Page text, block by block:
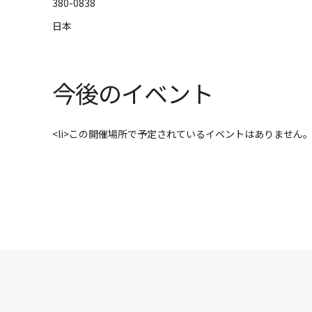
380-0838
日本
今後のイベント
<li>この開催場所で予定されているイベントはありません